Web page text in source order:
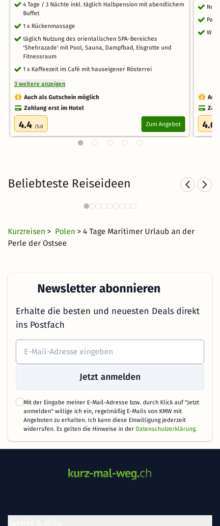
4 Tage / 3 Nächte inkl. täglich Halbpension mit abendlichem
Buffet
1 x Rückenmassage
täglich Nutzung des orientalischen SPA-Bereiches
'Shehrazade' mit Pool, Sauna, Dampfbad, Eisgrotte und
Fitnessraum
1 x Kaffeezeit im Café mit hauseigener Rösterrei
3 weitere anzeigen
Auch als Gutschein möglich
Zahlung erst im Hotel
4.4 /5.0 Zum Angebot 4.6
Beliebteste Reiseideen
Wellnesshotels in Kolberg
131 Angebote
Kurzreisen > Polen > 4 Tage Maritimer Urlaub an der
Perle der Ostsee
Newsletter abonnieren
Erhalte die besten und neuesten Deals direkt
ins Postfach
Jetzt anmelden
Mit der Eingabe meiner E-Mail-Adresse bzw. durch Klick auf "Jetzt
anmelden" willige ich ein, regelmäßig E-Mails von KMW mit
Angeboten zu erhalten. Ich kann diese Einwilligung jederzeit
widerrufen. Es gelten die Hinweise in der Datenschutzerklärung.